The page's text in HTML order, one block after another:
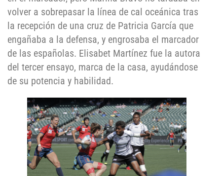
volver a sobrepasar la línea de cal oceánica tras
la recepción de una cruz de Patricia García que
engañaba a la defensa, y engrosaba el marcador
de las españolas. Elisabet Martínez fue la autora
del tercer ensayo, marca de la casa, ayudándose
de su potencia y habilidad.